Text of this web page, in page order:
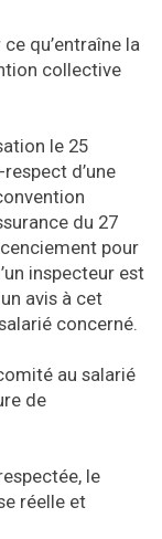
qu’entraîne la
collective
le 25
d’une
du 27
pour
inspecteur est
avis à cet
concerné.
au salarié
de
le
réelle et